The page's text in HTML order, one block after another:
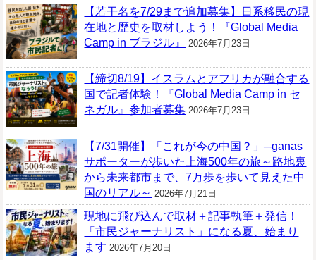
【若干名を7/29まで追加募集】日系移民の現
在地と歴史を取材しよう！『Global Media
Camp in ブラジル』
2026年7月23日
【締切8/19】イスラムとアフリカが融合する
国で記者体験！『Global Media Camp in セ
ネガル』参加者募集 2026年7月23日
【7/31開催】「これが今の中国？」─ganas
サポーターが歩いた上海500年の旅～路地裏
から未来都市まで、7万歩を歩いて見えた中
国のリアル～ 2026年7月21日
現地に飛び込んで取材＋記事執筆＋発信！
「市民ジャーナリスト」になる夏、始まり
ます 2026年7月20日